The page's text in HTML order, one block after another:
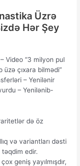
Üzrə
Hər Şey
Video “3 milyon pul
üzə çıxara bilmədi”
– Yenilənir
– Yenilənib-
də öz
və vаriаntlаrı dəsti
еdir.
geniş yayılmışdır,